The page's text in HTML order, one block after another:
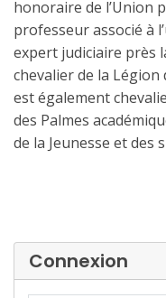
honoraire de l’Union
professeur associé à
expert judiciaire près
chevalier de la Légion
est également
des Palmes
de la Jeunesse et des
Connexion